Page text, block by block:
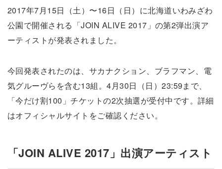
2017年7月15日（土）〜16日（日）に北海道いわみざわ
公園で開催される「JOIN ALIVE 2017」の第2弾出演ア
ーティストが発表されました。
今回発表されたのは、サカナクション、ブラフマン、電
気グルーヴらを含む13組。4月30日（日）23:59まで、
「今だけ割100」チケットの2次抽選が受付中です。詳細
はオフィシャルサイトをご確認ください。
「JOIN ALIVE 2017」出演アーティスト